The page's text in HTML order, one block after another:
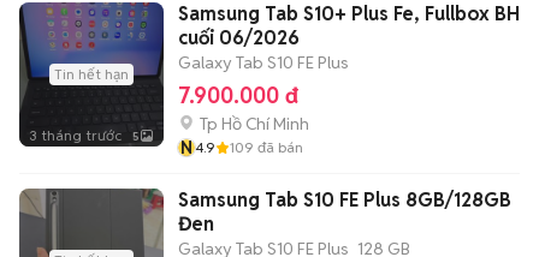
Tin hết hạn
3 tháng trước 5
Samsung Tab S10+ Plus Fe, Fullbox BH
cuối 06/2026
Galaxy Tab S10 FE Plus
7.900.000 đ
Tp Hồ Chí Minh
N4.9 109 đã bán
Samsung Tab S10 FE Plus 8GB/128GB
Đen
Galaxy Tab S10 FE Plus 128 GB